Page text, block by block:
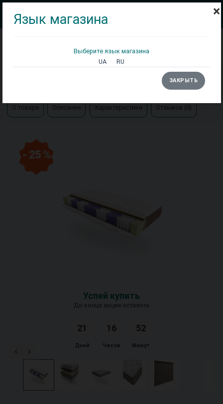
Матрасы
Матрас Гуру Лотос ЕММ
×
Язык магазина
Выберите язык магазина
UA
RU
ЗАКРЫТЬ
О товаре Описание Характеристики Отзывов (0)
- 25 %
Успей купить
До конца акции осталось
21
Дней
1 6
Часов
52
Минут